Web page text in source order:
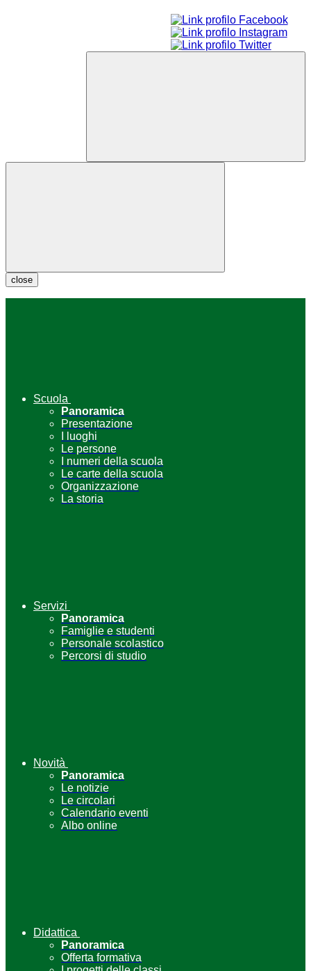
close
Scuola
Panoramica
Presentazione
I luoghi
Le persone
I numeri della scuola
Le carte della scuola
Organizzazione
La storia
Servizi
Panoramica
Famiglie e studenti
Personale scolastico
Percorsi di studio
Novità
Panoramica
Le notizie
Le circolari
Calendario eventi
Albo online
Didattica
Panoramica
Offerta formativa